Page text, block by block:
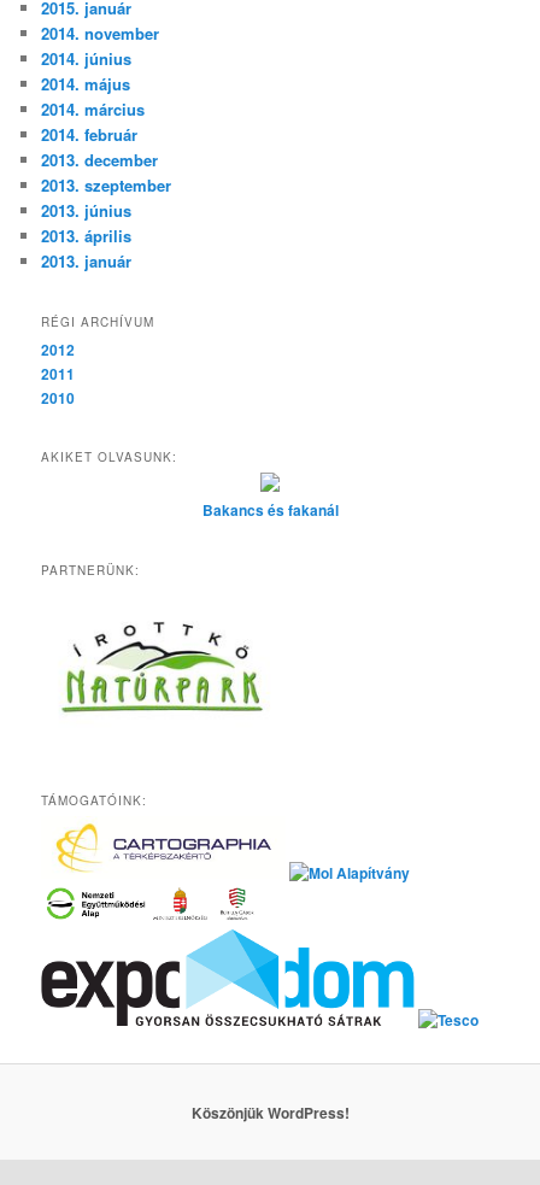
2015. január
2014. november
2014. június
2014. május
2014. március
2014. február
2013. december
2013. szeptember
2013. június
2013. április
2013. január
RÉGI ARCHÍVUM
2012
2011
2010
AKIKET OLVASUNK:
Bakancs és fakanál
PARTNERÜNK:
TÁMOGATÓINK:
Köszönjük WordPress!